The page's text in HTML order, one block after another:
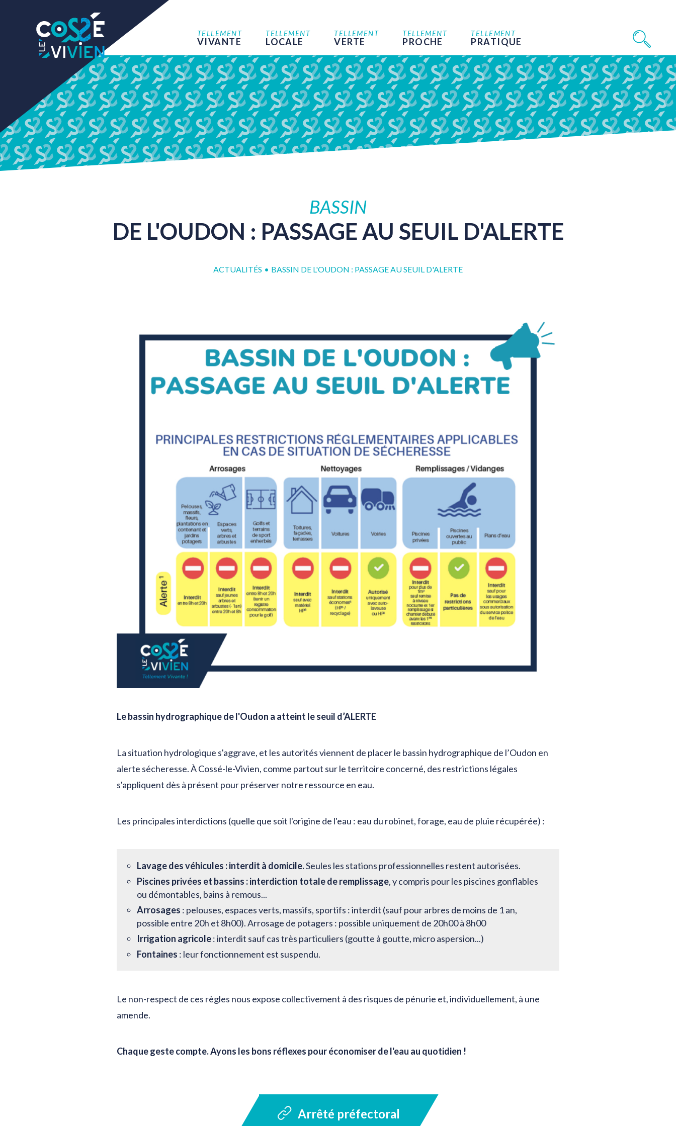
TELLEMENT
VIVANTE
TELLEMENT
LOCALE
TELLEMENT
VERTE
TELLEMENT
PROCHE
TELLEMENT
PRATIQUE
BASSIN
DE L'OUDON : PASSAGEAU SEUIL D'ALERTE
ACTUALITÉS • BASSIN DE L'OUDON : PASSAGE AU SEUIL D'ALERTE
Le bassin hydrographique de l'Oudon a atteint le seuil d’ALERTE
La situation hydrologique s'aggrave, et les autorités viennent de placer le bassin hydrographique de l’Oudon en
alerte sécheresse. À Cossé-le-Vivien, comme partout sur le territoire concerné, des restrictions légales
s'appliquent dès à présent pour préserver notre ressource en eau.
Les principales interdictions (quelle que soit l'origine de l'eau : eau du robinet, forage, eau de pluie récupérée) :
Lavage des véhicules : interdit à domicile.Seules les stations professionnelles restent autorisées.
Piscines privées et bassins : interdiction totale de remplissage, y compris pour les piscines gonflables
ou démontables, bains à remous...
Arrosages : pelouses, espaces verts, massifs, sportifs : interdit (sauf pour arbres de moins de 1 an,
possible entre 20h et 8h00). Arrosage de potagers : possible uniquement de 20h00 à 8h00
Irrigation agricole: interdit sauf cas très particuliers (goutte à goutte, micro aspersion...)
Fontaines : leur fonctionnement est suspendu.
Le non-respect de ces règles nous expose collectivement à des risques de pénurie et, individuellement, à une
amende.
Chaque geste compte. Ayons les bons réflexes pour économiser de l'eau au quotidien !
Arrêté préfectoral